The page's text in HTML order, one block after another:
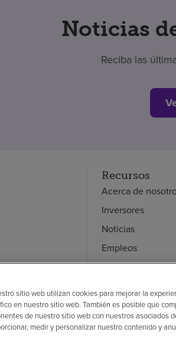
Noticias
Reciba las
Recursos
Acerca de
Inversores
Noticias
Empleos
Empleados
Si no habla inglésAviso de no
sitio web utilizan cookies para mejorar la
en nuestro sitio web. También es posible que
de nuestro sitio web con nuestros asociados
medir y personalizar nuestro contenido y